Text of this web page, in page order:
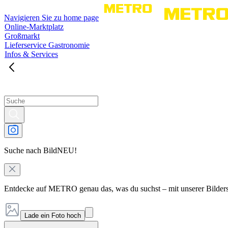
Navigieren Sie zu home page
Online-Marktplatz
Großmarkt
Lieferservice Gastronomie
Infos & Services
Suche nach BildNEU!
Entdecke auf METRO genau das, was du suchst – mit unserer
Lade ein Foto hoch